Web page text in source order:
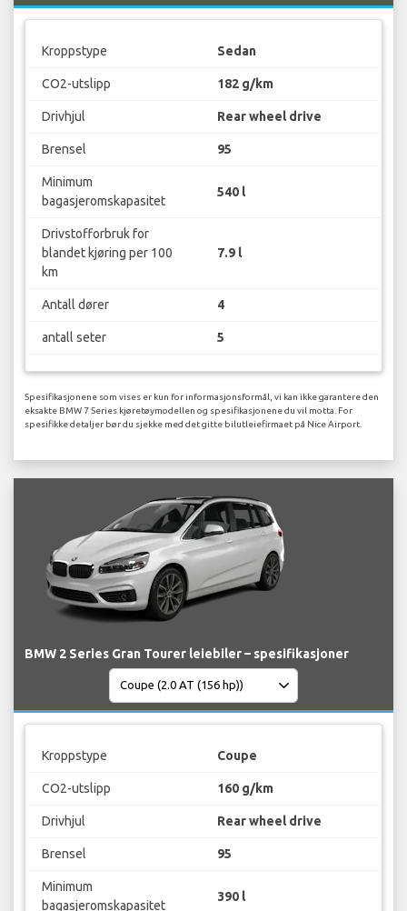
Kroppstype Sedan
CO2-utslipp 182 g/km
Drivhjul Rear wheel drive
Brensel 95
Minimum
bagasjeromskapasitet
540 l
Drivstofforbruk for
blandet kjøring per 100
km
7.9 l
Antall dører 4
antall seter 5
Spesifikasjonene som vises er kun for informasjonsformål, vi kan ikke garantere den
eksakte BMW 7 Series kjøretøymodellen og spesifikasjonene du vil motta. For
spesifikke detaljer bør du sjekke med det gitte bilutleiefirmaet på Nice Airport.
BMW 2 Series Gran Tourer leiebiler – spesifikasjoner
Kroppstype Coupe
CO2-utslipp 160 g/km
Drivhjul Rear wheel drive
Brensel 95
Minimum
bagasjeromskapasitet
390 l